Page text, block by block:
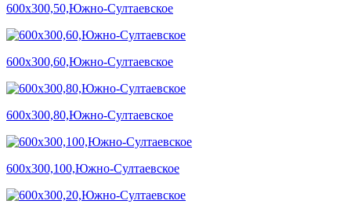
600х300,50,Южно-Султаевское
600х300,60,Южно-Султаевское
600х300,80,Южно-Султаевское
600х300,100,Южно-Султаевское